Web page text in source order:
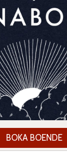
BOKA BOENDE